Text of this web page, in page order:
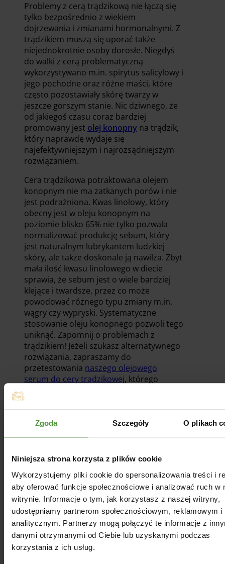
Zgoda Szczegóły O plikach
Niniejsza strona korzysta z plików cookie
Wykorzystujemy pliki cookie do spersonalizowania treści i
aby oferować funkcje społecznościowe i analizować ruch w
witrynie. Informacje o tym, jak korzystasz z naszej witryny,
udostępniamy partnerom społecznościowym, reklamowym i
analitycznym. Partnerzy mogą połączyć te informacje z
danymi otrzymanymi od Ciebie lub uzyskanymi podczas
korzystania z ich usług.
Problemy z cerą trądzikową nie łączą się
tylko bezpośrednio z wiekiem
dojrzewania i zmianami hormonalnymi. Z
trądzikiem muszą się uporać także
niejednokrotnie osoby dorosłe. Niegdyś
do walki z cerą problematyczną
wykorzystywano m.in. spirytus salicylowy i
jego pochodne oraz różne maści, które
często pozostawiały skórę twarzy w
jeszcze gorszym stanie. Nic dziwnego, że
od jakiegoś czasu coraz bardziej
promowany jest olej konopny na trądzik,
który naprawdę wydaje się
najefektywniejszym i najrozsądniejszym
rozwiązaniem.
Cera trądzikowa potraktowana olejem
konopnym nie ma zatkanych porów i nie
jest podrażniona. Kwas linolowy, który
obecny jest w oleju konopnym na
poziomie blisko 65% nie tylko pozwala
normalizować produkcję sebum, który
jest naturalnym lubrykantem ludzkiej
skóry, ale także doskonale ją nawilża. Zbyt
mała ilość kwasu linolowego w diecie
sprawia, że sebum jest o wiele bardziej
klejące i twardsze, przez co może
powodować różnego typu zmiany m.in.
wągry czy wypryski. Systematyczne
stosowanie oleju konopnego pozwoli tego
uniknąć. Zapomnij o problemach z
trądzikiem! Jeżeli szukasz alternatywnego
rozwiązania, zapraszamy do
przetestowania naszego olejowego
serum do cery trądzikowej, którego
olej konopny
Olej konopny na trądzik można stosować
na dwa sposoby: zewnętrznie i
wewnętrznie. Jeżeli chcesz spożywać olej
konopny, nie należy dziennie przyjmować
więcej niż 1–2 łyżeczek. W przypadku
stosowania zewnętrznego trzeba
najpierw zwilżyć twarz wodą lub
hydrolatem (dopasowanym do Twoich
potrzeb). Następnie nałóż niewielką ilość
oleju konopnego i wmasuj ją delikatnie w